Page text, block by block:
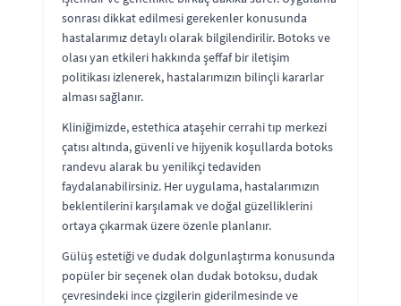
sonrası dikkat edilmesi gerekenler konusunda
hastalarımız detaylı olarak bilgilendirilir. Botoks ve
olası yan etkileri hakkında şeffaf bir iletişim
politikası izlenerek, hastalarımızın bilinçli kararlar
alması sağlanır.
Kliniğimizde, estethica ataşehir cerrahi tıp merkezi
çatısı altında, güvenli ve hijyenik koşullarda botoks
randevu alarak bu yenilikçi tedaviden
faydalanabilirsiniz. Her uygulama, hastalarımızın
beklentilerini karşılamak ve doğal güzelliklerini
ortaya çıkarmak üzere özenle planlanır.
Gülüş estetiği ve dudak dolgunlaştırma konusunda
popüler bir seçenek olan dudak botoksu, dudak
çevresindeki ince çizgilerin giderilmesinde ve